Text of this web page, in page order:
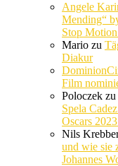
Angele
Mending“
Stop
Mario zu
Diakur
Film
Poloczek zu
Spela
Oscars
Nils
und wie sie
Johannes